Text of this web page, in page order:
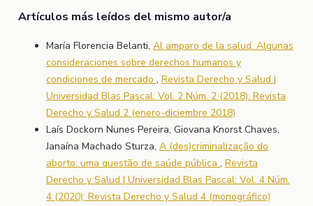
Artículos más leídos del mismo autor/a
María Florencia Belanti, Al amparo de la salud. Algunas
consideraciones sobre derechos humanos y
condiciones de mercado , Revista Derecho y Salud |
Universidad Blas Pascal: Vol. 2 Núm. 2 (2018): Revista
Derecho y Salud 2 (enero-diciembre 2018)
Laís Dockorn Nunes Pereira, Giovana Knorst Chaves,
Janaína Machado Sturza, A (des)criminalização do
aborto: uma questão de saúde pública , Revista
Derecho y Salud | Universidad Blas Pascal: Vol. 4 Núm.
4 (2020): Revista Derecho y Salud 4 (monográfico)